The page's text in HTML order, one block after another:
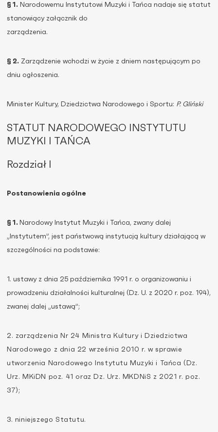
§ 1. Narodowemu Instytutowi Muzyki i Tańca nadaje się statut
stanowiący załącznik do
zarządzenia.
§ 2. Zarządzenie wchodzi w życie z dniem następującym po
dniu ogłoszenia.
Minister Kultury, Dziedzictwa Narodowego i Sportu: P. Gliński
STATUT NARODOWEGO INSTYTUTU
MUZYKI I TAŃCA
Rozdział I
Postanowienia ogólne
§ 1. Narodowy Instytut Muzyki i Tańca, zwany dalej
„Instytutem”, jest państwową instytucją kultury działającą w
szczególności na podstawie:
1. ustawy z dnia 25 października 1991 r. o organizowaniu i
prowadzeniu działalności kulturalnej (Dz. U. z 2020 r. poz. 194),
zwanej dalej „ustawą”;
2. zarządzenia Nr 24 Ministra Kultury i Dziedzictwa
Narodowego z dnia 22 września 2010 r. w sprawie
utworzenia Narodowego Instytutu Muzyki i Tańca (Dz.
Urz. MKiDN poz. 41 oraz Dz. Urz. MKDNiS z 2021 r. poz.
37);
3. niniejszego Statutu.